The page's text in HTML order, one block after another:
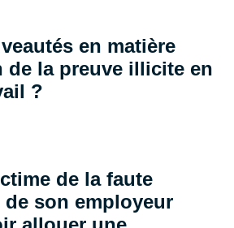
en matière
de la preuve illicite en
?
de la faute
son employeur